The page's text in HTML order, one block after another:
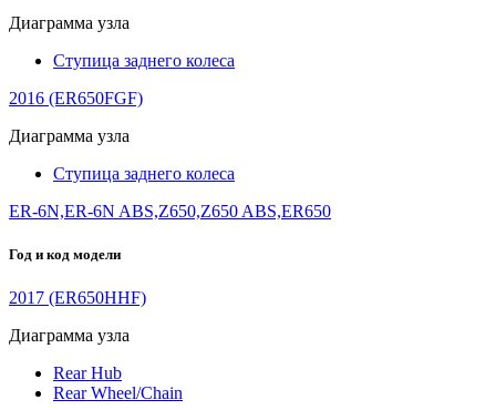
Диаграмма узла
Ступица заднего колеса
2016 (ER650FGF)
Диаграмма узла
Ступица заднего колеса
ER-6N,ER-6N ABS,Z650,Z650 ABS,ER650
Год и код модели
2017 (ER650HHF)
Диаграмма узла
Rear Hub
Rear Wheel/Chain